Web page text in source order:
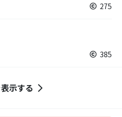
275
385
示する